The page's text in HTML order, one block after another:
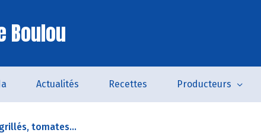
Boulou
Actualités Recettes Producteurs
tomates...